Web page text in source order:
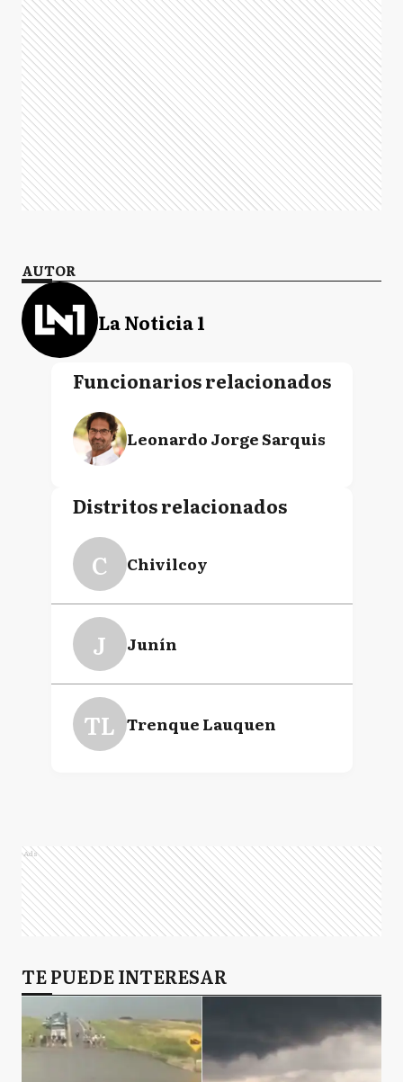
AUTOR
La Noticia 1
Funcionarios relacionados
Leonardo Jorge Sarquis
Distritos relacionados
C Chivilcoy
J Junín
TL Trenque Lauquen
Ads
TE PUEDE INTERESAR